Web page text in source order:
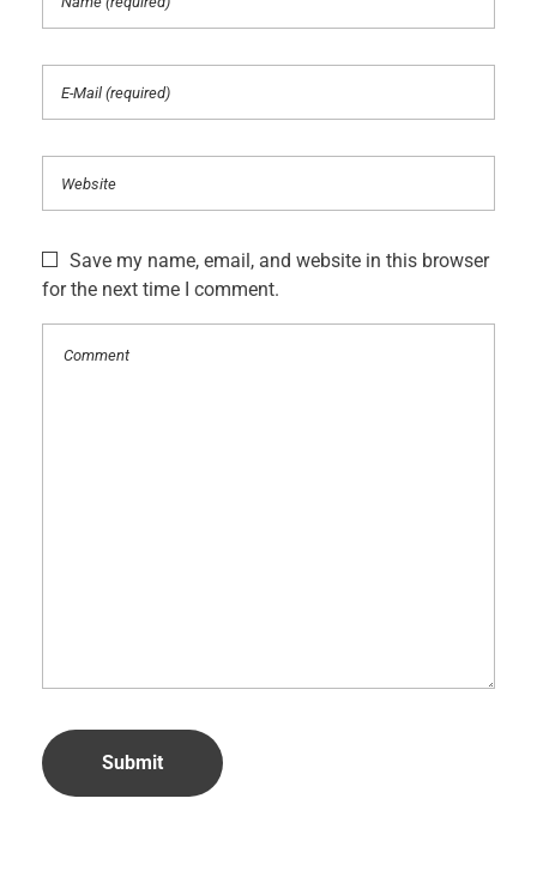
Save my name, email, and website in this browser
for the next time I comment.